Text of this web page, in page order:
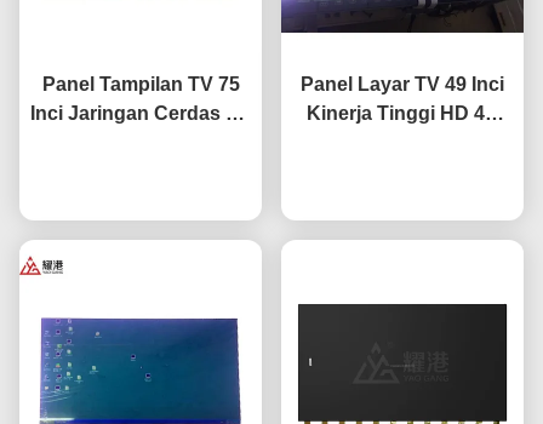
Panel Tampilan TV 75
Inci Jaringan Cerdas TV
Panel Layar TV 49 Inci
Kinerja Tinggi HD 4K